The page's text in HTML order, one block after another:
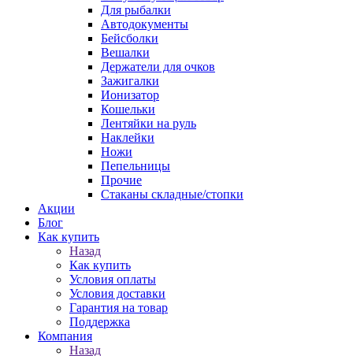
Для рыбалки
Автодокументы
Бейсболки
Вешалки
Держатели для очков
Зажигалки
Ионизатор
Кошельки
Лентяйки на руль
Наклейки
Ножи
Пепельницы
Прочие
Стаканы складные/стопки
Акции
Блог
Как купить
Назад
Как купить
Условия оплаты
Условия доставки
Гарантия на товар
Поддержка
Компания
Назад